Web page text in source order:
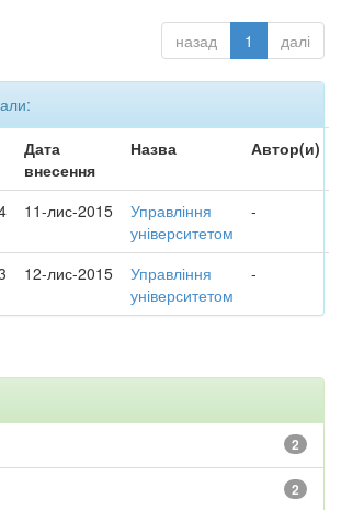
назад 1 далі
Дата
внесення
Назва Автор(и)
11-лис-2015
Управління
університетом
-
12-лис-2015
Управління
університетом
-
2
2